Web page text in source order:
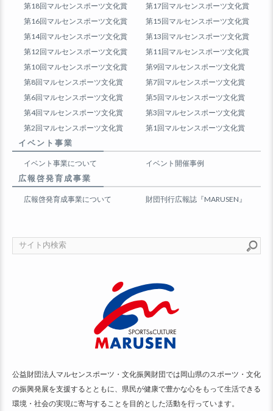
第18回マルセンスポーツ文化賞
第17回マルセンスポーツ文化賞
第16回マルセンスポーツ文化賞
第15回マルセンスポーツ文化賞
第14回マルセンスポーツ文化賞
第13回マルセンスポーツ文化賞
第12回マルセンスポーツ文化賞
第11回マルセンスポーツ文化賞
第10回マルセンスポーツ文化賞
第9回マルセンスポーツ文化賞
第8回マルセンスポーツ文化賞
第7回マルセンスポーツ文化賞
第6回マルセンスポーツ文化賞
第5回マルセンスポーツ文化賞
第4回マルセンスポーツ文化賞
第3回マルセンスポーツ文化賞
第2回マルセンスポーツ文化賞
第1回マルセンスポーツ文化賞
イベント事業
イベント事業について イベント開催事例
広報啓発育成事業
広報啓発育成事業について 財団刊行広報誌『MARUSEN』
公益財団法人マルセンスポーツ・文化振興財団では岡山県のスポーツ・文化
の振興発展を支援するとともに、県民が健康で豊かな心をもって生活できる
環境・社会の実現に寄与することを目的とした活動を行っています。